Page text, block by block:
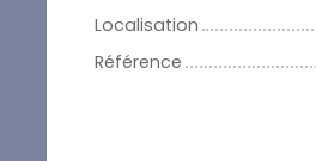
Localisation
Référence